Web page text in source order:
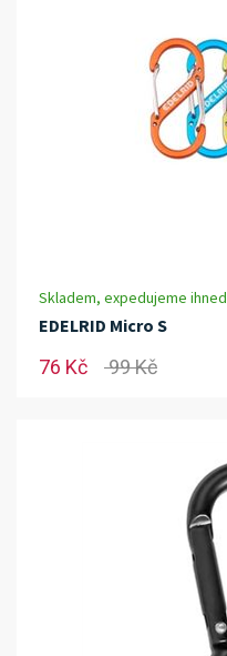
Skladem, expedujeme ihned
EDELRID Micro S
76 Kč 99 Kč